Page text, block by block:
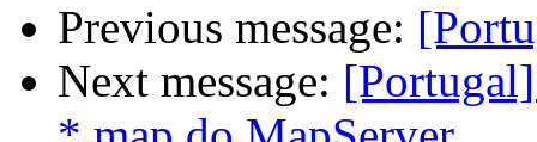
Previous message:
Next message: